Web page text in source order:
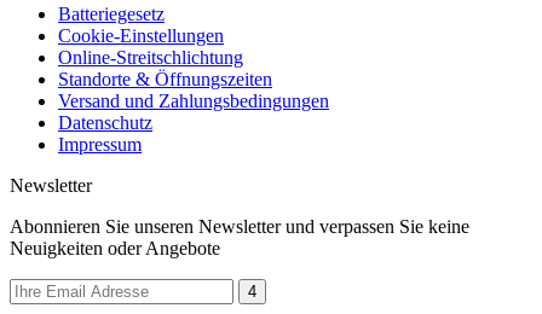
Batteriegesetz
Cookie-Einstellungen
Online-Streitschlichtung
Standorte & Öffnungszeiten
Versand und Zahlungsbedingungen
Datenschutz
Impressum
Newsletter
Abonnieren Sie unseren Newsletter und verpassen Sie keine
Neuigkeiten oder Angebote
4